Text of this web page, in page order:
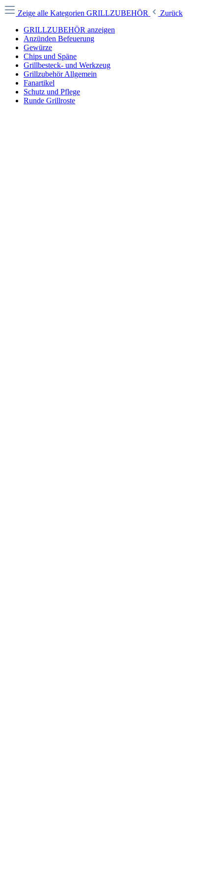
Zeige alle Kategorien GRILLZUBEHÖR
Zurück
GRILLZUBEHÖR anzeigen
Anzünden Befeuerung
Gewürze
Chips und Späne
Grillbesteck- und Werkzeug
Grillzubehör Allgemein
Fanartikel
Schutz und Pflege
Runde Grillroste